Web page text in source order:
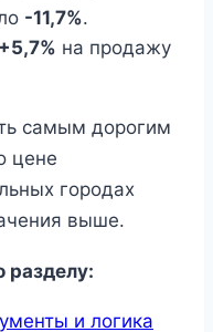
-11,7%.
+5,7% на продажу
самым дорогим
цене
городах
выше.
разделу:
и логика